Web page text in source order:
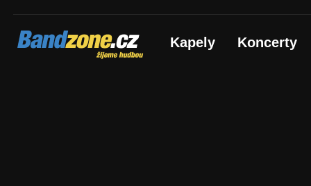
Bandzone.cz
žijeme hudbou Kapely Koncerty